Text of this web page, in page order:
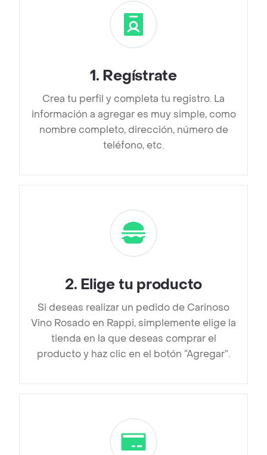
1. Regístrate
Crea tu perfil y completa tu registro. La
información a agregar es muy simple, como
nombre completo, dirección, número de
teléfono, etc.
2. Elige tu producto
Si deseas realizar un pedido de Carinoso
Vino Rosado en Rappi, simplemente elige la
tienda en la que deseas comprar el
producto y haz clic en el botón “Agregar”.